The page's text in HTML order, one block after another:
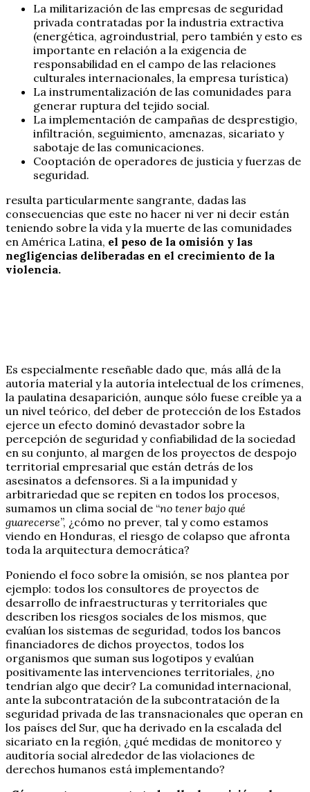
La militarización de las empresas de seguridad
privada contratadas por la industria extractiva
(energética, agroindustrial, pero también y esto es
importante en relación a la exigencia de
responsabilidad en el campo de las relaciones
culturales internacionales, la empresa turística)
La instrumentalización de las comunidades para
generar ruptura del tejido social.
La implementación de campañas de desprestigio,
infiltración, seguimiento, amenazas, sicariato y
sabotaje de las comunicaciones.
Cooptación de operadores de justicia y fuerzas de
seguridad.
resulta particularmente sangrante, dadas las
consecuencias que este no hacer ni ver ni decir están
teniendo sobre la vida y la muerte de las comunidades
en América Latina, el peso de la omisión y las
negligencias deliberadas en el crecimiento de la
violencia.
Es especialmente reseñable dado que, más allá de la
autoría material y la autoría intelectual de los crímenes,
la paulatina desaparición, aunque sólo fuese creíble ya a
un nivel teórico, del deber de protección de los Estados
ejerce un efecto dominó devastador sobre la
percepción de seguridad y confiabilidad de la sociedad
en su conjunto, al margen de los proyectos de despojo
territorial empresarial que están detrás de los
asesinatos a defensores. Si a la impunidad y
arbitrariedad que se repiten en todos los procesos,
sumamos un clima social de “no tener bajo qué
guarecerse”, ¿cómo no prever, tal y como estamos
viendo en Honduras, el riesgo de colapso que afronta
toda la arquitectura democrática?
Poniendo el foco sobre la omisión, se nos plantea por
ejemplo: todos los consultores de proyectos de
desarrollo de infraestructuras y territoriales que
describen los riesgos sociales de los mismos, que
evalúan los sistemas de seguridad, todos los bancos
financiadores de dichos proyectos, todos los
organismos que suman sus logotipos y evalúan
positivamente las intervenciones territoriales, ¿no
tendrían algo que decir? La comunidad internacional,
ante la subcontratación de la subcontratación de la
seguridad privada de las transnacionales que operan en
los países del Sur, que ha derivado en la escalada del
sicariato en la región, ¿qué medidas de monitoreo y
auditoría social alrededor de las violaciones de
derechos humanos está implementando?